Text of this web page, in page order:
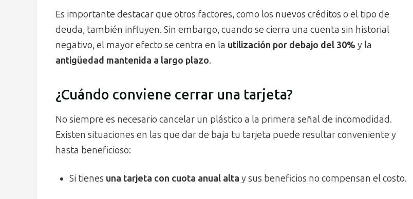
Es importante destacar que otros factores, como los nuevos créditos o el tipo de
deuda, también influyen. Sin embargo, cuando se cierra una cuenta sin historial
negativo, el mayor efecto se centra en la utilización por debajo del 30% y la
antigüedad mantenida a largo plazo.
¿Cuándo conviene cerrar una tarjeta?
No siempre es necesario cancelar un plástico a la primera señal de incomodidad.
Existen situaciones en las que dar de baja tu tarjeta puede resultar conveniente y
hasta beneficioso:
Si tienes una tarjeta con cuota anual alta y sus beneficios no compensan el costo.